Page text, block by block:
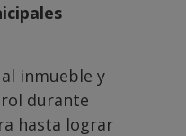
inmueble y
durante
hasta lograr